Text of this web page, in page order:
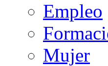
Empleo
Mujer